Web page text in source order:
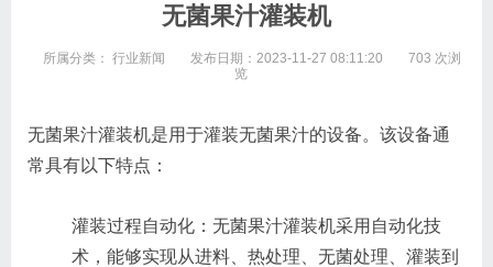
无菌果汁灌装机
所属分类： 行业新闻 发布日期：2023-11-27 08:11:20
703 次浏
览
无菌果汁灌装机是用于灌装无菌果汁的设备。该设备通
常具有以下特点：
灌装过程自动化：无菌果汁灌装机采用自动化技
术，能够实现从进料、热处理、无菌处理、灌装到